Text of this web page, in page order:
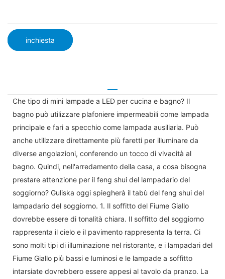
inchiesta
Che tipo di mini lampade a LED per cucina e bagno? Il
bagno può utilizzare plafoniere impermeabili come lampada
principale e fari a specchio come lampada ausiliaria. Può
anche utilizzare direttamente più faretti per illuminare da
diverse angolazioni, conferendo un tocco di vivacità al
bagno. Quindi, nell'arredamento della casa, a cosa bisogna
prestare attenzione per il feng shui del lampadario del
soggiorno? Guliska oggi spiegherà il tabù del feng shui del
lampadario del soggiorno. 1. Il soffitto del Fiume Giallo
dovrebbe essere di tonalità chiara. Il soffitto del soggiorno
rappresenta il cielo e il pavimento rappresenta la terra. Ci
sono molti tipi di illuminazione nel ristorante, e i lampadari del
Fiume Giallo più bassi e luminosi e le lampade a soffitto
intarsiate dovrebbero essere appesi al tavolo da pranzo. La